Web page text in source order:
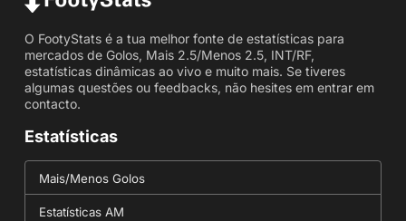
O FootyStats é a tua melhor fonte de estatísticas para
mercados de Golos, Mais 2.5/Menos 2.5, INT/RF,
estatísticas dinâmicas ao vivo e muito mais. Se tiveres
algumas questões ou feedbacks, não hesites em entrar em
contacto.
Estatísticas
Mais/Menos Golos
Estatísticas AM